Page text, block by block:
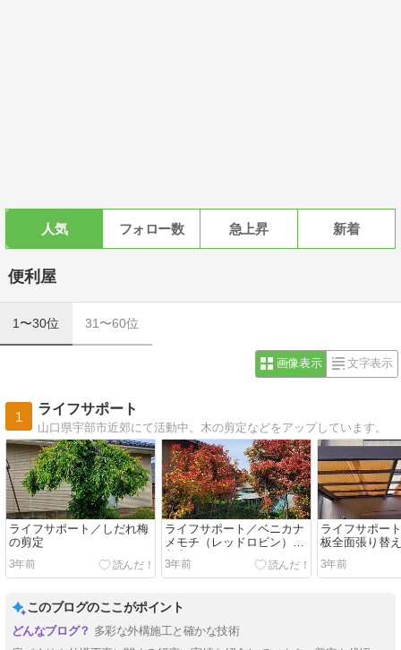
人気 フォロー数 急上昇 新着
便利屋
1〜30位 31〜60位
画像表示 文字表示
1
ライフサポート
山口県宇部市近郊にて活動中。木の剪定などをアップしています。
ライフサポート／しだれ梅
の剪定
3年前
ライフサポート／ベニカナ
メモチ（レッドロビン）の
剪定
3年前
ライフサポー
板全面張り替え
3年前
このブログのここがポイント
多彩な外構施工と確かな技術